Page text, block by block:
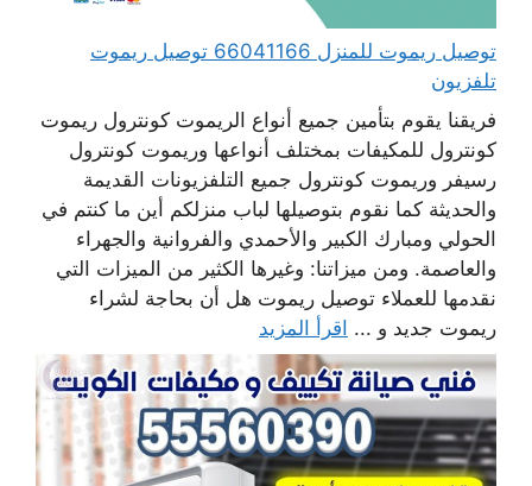
توصيل ريموت للمنزل 66041166 توصيل ريموت
تلفزيون
فريقنا يقوم بتأمين جميع أنواع الريموت كونترول ريموت
كونترول للمكيفات بمختلف أنواعها وريموت كونترول
رسيفر وريموت كونترول جميع التلفزيونات القديمة
والحديثة كما نقوم بتوصيلها لباب منزلكم أين ما كنتم في
الحولي ومبارك الكبير والأحمدي والفروانية والجهراء
والعاصمة. ومن ميزاتنا: وغيرها الكثير من الميزات التي
نقدمها للعملاء توصيل ريموت هل أن بحاجة لشراء
ريموت جديد و ... اقرأ المزيد